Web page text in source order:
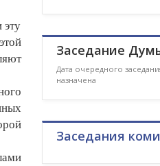
Заседание
Дата очередного
назначена
Заседания